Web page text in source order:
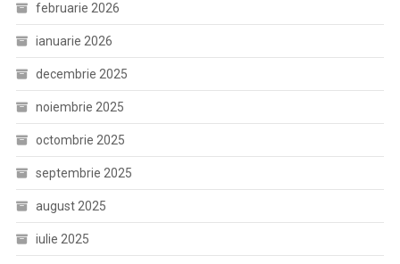
februarie 2026
ianuarie 2026
decembrie 2025
noiembrie 2025
octombrie 2025
septembrie 2025
august 2025
iulie 2025